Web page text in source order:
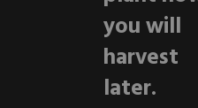
you will
harvest
later.